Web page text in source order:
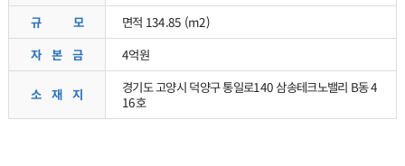
규 모 면적 134.85 (m2)
자 본 금 4억원
소 재 지 경기도 고양시 덕양구 통일로140 삼송테크노밸리 B동 4
16호